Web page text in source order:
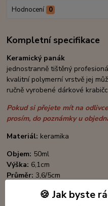
Hodnocení 0
Kompletní specifikace
Keramický panák
jednostranně tištěný
kvalitní polymerní vrstvě jej
ručně vyrobené dárkové
Pokud si přejete mít na
prosím, do poznámky u
Materiál: keramika
Objem: 50ml
Výška: 6,1cm
Průměr: 3,6/5cm
🍪 Jak byste